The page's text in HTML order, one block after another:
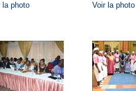
la photo Voir la photo